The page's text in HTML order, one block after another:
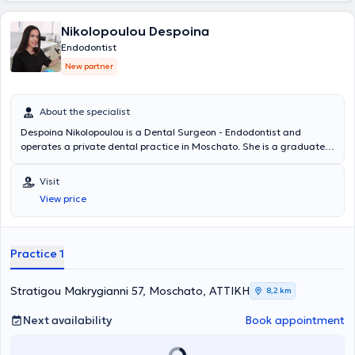
Nikolopoulou Despoina
Endodontist
New partner
About the specialist
Despoina Nikolopoulou is a Dental Surgeon - Endodontist and
operates a private dental practice in Moschato. She is a graduate
Athens and holds a postgraduate degree in Endodontics from the
University of Central Lancashire. She has extensive experience and
training, having worked in major clinics in both Greece and the
United Kingdom.
Visit
View price
Practice 1
Stratigou Makrygianni 57, Moschato, ΑΤΤΙΚΗ 8,2 km
Next availability Book appointment